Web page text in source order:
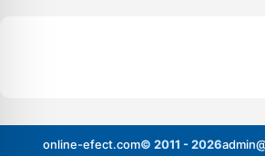
online-efect.com© 2011 - 2026